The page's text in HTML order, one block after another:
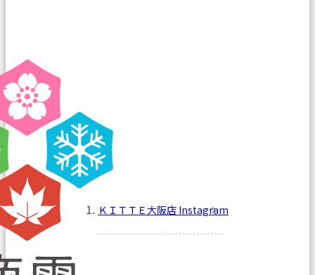
ＫＩＴＴＥ大阪店 Instagram